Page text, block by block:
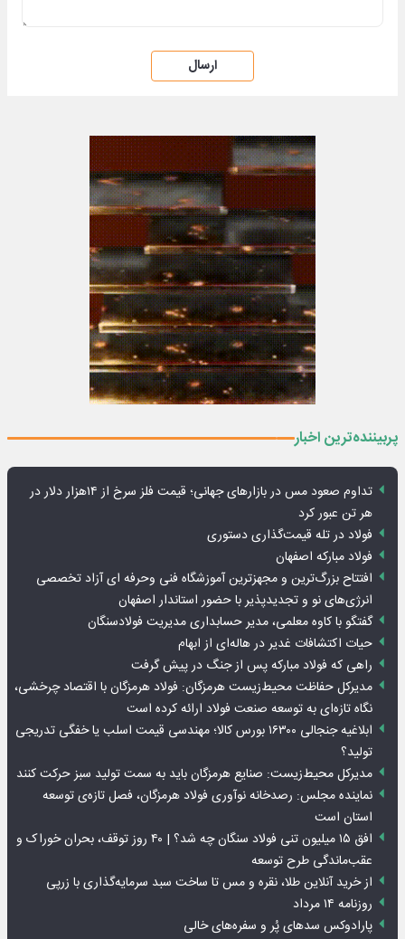
ارسال
پربیننده‌ترین اخبار
تداوم صعود مس در بازارهای جهانی؛ قیمت فلز سرخ از ۱۴هزار دلار در
هر تن عبور کرد
فولاد در تله قیمت‌گذاری دستوری
فولاد مبارکه اصفهان
افتتاح بزرگ‌ترین و مجهزترین آموزشگاه فنی وحرفه ای آزاد تخصصی
انرژی‌های نو و تجدیدپذیر با حضور استاندار اصفهان
گفتگو با کاوه معلمی، مدیر حسابداری مدیریت فولادسنگان
حیات اکتشافات غدیر در هاله‌ای از ابهام
راهی که فولاد مبارکه پس از جنگ در پیش گرفت
مدیرکل حفاظت محیط‌زیست هرمزگان: فولاد هرمزگان با اقتصاد چرخشی،
نگاه تازه‌ای به توسعه صنعت فولاد ارائه کرده است
ابلاغیه جنجالی ۱۶۳۰۰ بورس کالا؛ مهندسی قیمت اسلب یا خفگی تدریجی
تولید؟
مدیرکل محیط‌زیست: صنایع هرمزگان باید به سمت تولید سبز حرکت کنند
نماینده مجلس: رصدخانه نوآوری فولاد هرمزگان، فصل تازه‌ی توسعه
استان است
افق ۱۵ میلیون تنی فولاد سنگان چه شد؟ | ۴۰ روز توقف، بحران خوراک و
عقب‌ماندگی طرح توسعه
از خرید آنلاین طلا، نقره و مس تا ساخت سبد سرمایه‌گذاری با زرپی
روزنامه ۱۴ مرداد
پارادوکس سدهای پُر و سفره‌های خالی